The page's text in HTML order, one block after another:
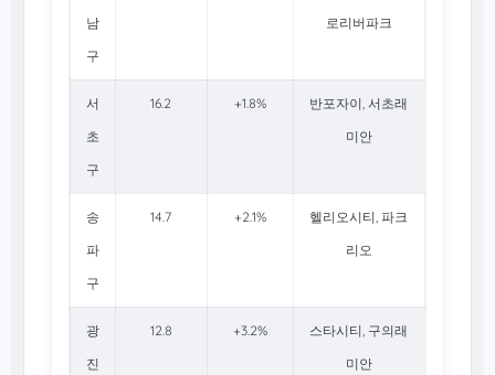
남
구
로리버파크
서
초
구
16.2 +1.8%
반포자이, 서초래
미안
송
파
구
14.7 +2.1%
헬리오시티, 파크
리오
광
진
12.8 +3.2%
스타시티, 구의래
미안